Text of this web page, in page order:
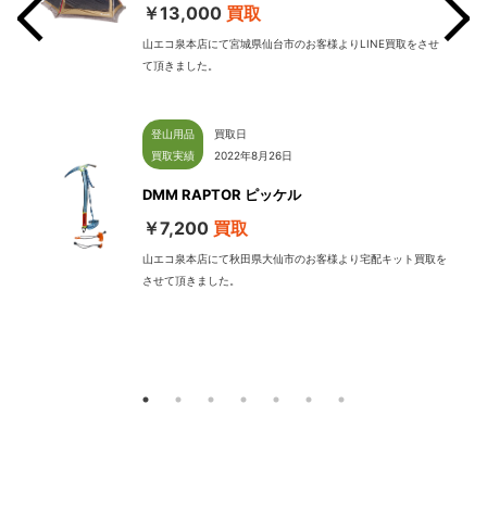
￥13,000 買取
山エコ泉本店にて宮城県仙台市のお客様よりLINE買取をさせ
て頂きました。
登山用品
買取実績
買取日
2022年8月26日
DMM RAPTOR ピッケル
￥7,200 買取
山エコ泉本店にて秋田県大仙市のお客様より宅配キット買取を
させて頂きました。